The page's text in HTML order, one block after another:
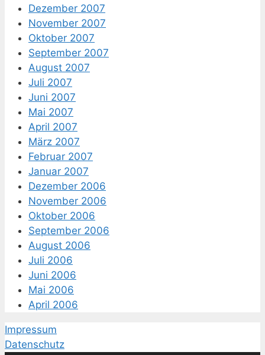
Dezember 2007
November 2007
Oktober 2007
September 2007
August 2007
Juli 2007
Juni 2007
Mai 2007
April 2007
März 2007
Februar 2007
Januar 2007
Dezember 2006
November 2006
Oktober 2006
September 2006
August 2006
Juli 2006
Juni 2006
Mai 2006
April 2006
Impressum
Datenschutz